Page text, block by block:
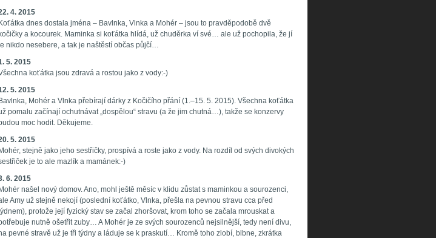
4. 2015
Koťátka dnes dostala jména – Bavlnka, Vlnka a Mohér – jsou to pravděpodobě dvě
kočičky a kocourek. Maminka si koťátka hlídá, už chuděrka ví své… ale už pochopila, že jí
nikdo nesebere, a tak je naštěstí občas půjčí…
5. 2015
koťátka jsou zdravá a rostou jako z vody:-)
5. 2015
Bavlnka, Mohér a Vlnka přebírají dárky z Kočičího přání (1.–15. 5. 2015). Všechna koťátka
pomalu začínají ochutnávat „dospělou“ stravu (a že jim chutná…), takže se konzervy
moc hodit. Děkujeme.
5. 2015
Mohér, stejně jako jeho sestřičky, prospívá a roste jako z vody. Na rozdíl od svých divokých
je to ale mazlík a mamánek:-)
6. 2015
Mohér našel nový domov. Ano, mohl ještě měsíc v klidu zůstat s maminkou a sourozenci,
Amy už stejně nekojí (poslední koťátko, Vlnka, přešla na pevnou stravu cca před
protože její fyzický stav se začal zhoršovat, krom toho se začala mrouskat a
nutně ošetřit zuby… A Mohér je ze svých sourozenců nejsilnější, tedy není divu,
pevné stravě už je tři týdny a láduje se k praskutí… Kromě toho zlobí, blbne, zkrátka